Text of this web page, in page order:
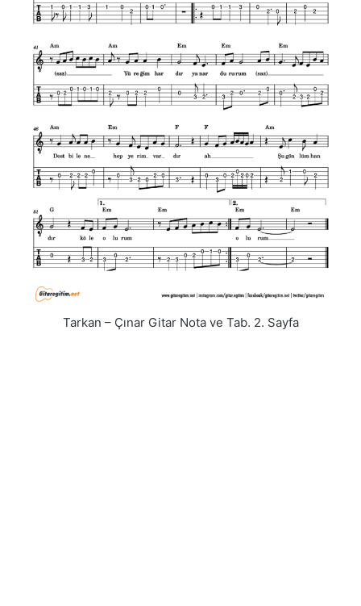
Tarkan – Çınar Gitar Nota ve Tab. 2. Sayfa